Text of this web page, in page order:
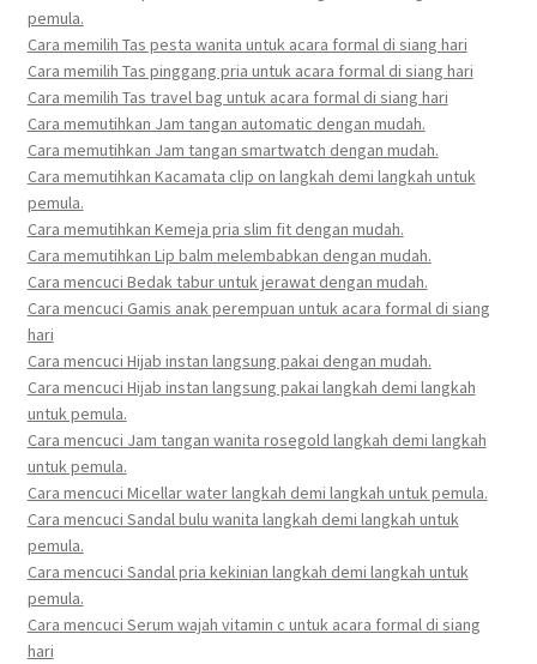
pemula.
Cara memilih Tas pesta wanita untuk acara formal di siang hari
Cara memilih Tas pinggang pria untuk acara formal di siang hari
Cara memilih Tas travel bag untuk acara formal di siang hari
Cara memutihkan Jam tangan automatic dengan mudah.
Cara memutihkan Jam tangan smartwatch dengan mudah.
Cara memutihkan Kacamata clip on langkah demi langkah untuk
pemula.
Cara memutihkan Kemeja pria slim fit dengan mudah.
Cara memutihkan Lip balm melembabkan dengan mudah.
Cara mencuci Bedak tabur untuk jerawat dengan mudah.
Cara mencuci Gamis anak perempuan untuk acara formal di siang
hari
Cara mencuci Hijab instan langsung pakai dengan mudah.
Cara mencuci Hijab instan langsung pakai langkah demi langkah
untuk pemula.
Cara mencuci Jam tangan wanita rosegold langkah demi langkah
untuk pemula.
Cara mencuci Micellar water langkah demi langkah untuk pemula.
Cara mencuci Sandal bulu wanita langkah demi langkah untuk
pemula.
Cara mencuci Sandal pria kekinian langkah demi langkah untuk
pemula.
Cara mencuci Serum wajah vitamin c untuk acara formal di siang
hari